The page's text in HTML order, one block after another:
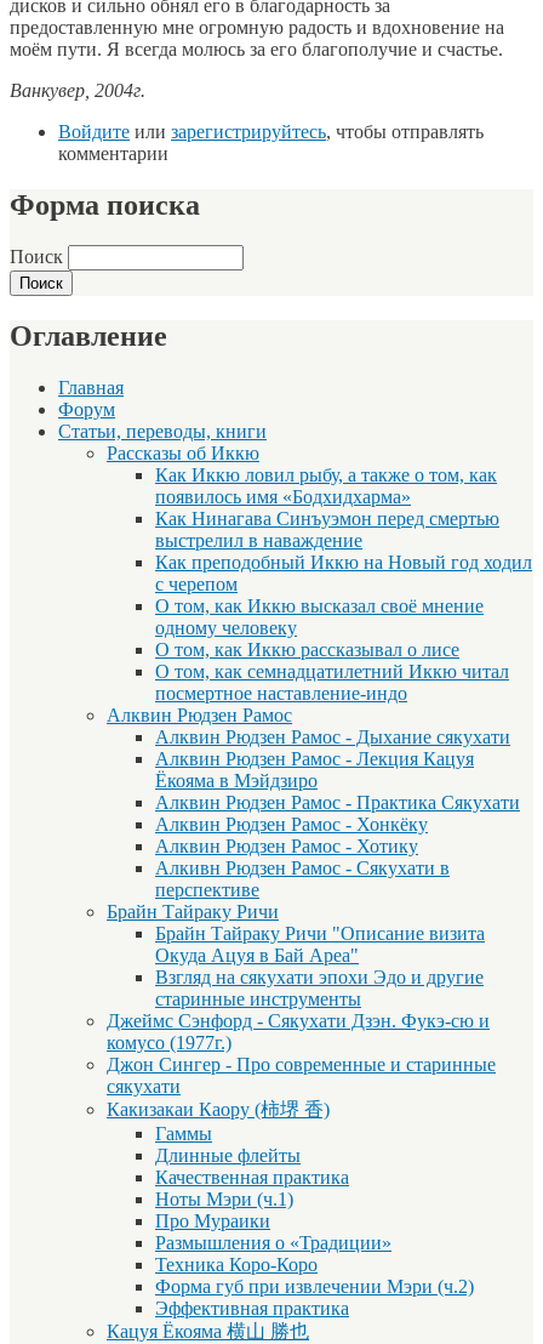
дисков и сильно обнял его в благодарность за
предоставленную мне огромную радость и вдохновение на
моём пути. Я всегда молюсь за его благополучие и счастье.
Ванкувер, 2004г.
Войдите или зарегистрируйтесь, чтобы отправлять
комментарии
Форма поиска
Поиск
Оглавление
Главная
Форум
Статьи, переводы, книги
Рассказы об Иккю
Как Иккю ловил рыбу, а также о том, как
появилось имя «Бодхидхарма»
Как Нинагава Синъуэмон перед смертью
выстрелил в наваждение
Как преподобный Иккю на Новый год ходил
с черепом
О том, как Иккю высказал своё мнение
одному человеку
О том, как Иккю рассказывал о лисе
О том, как семнадцатилетний Иккю читал
посмертное наставление-индо
Алквин Рюдзен Рамос
Алквин Рюдзен Рамос - Дыхание сякухати
Алквин Рюдзен Рамос - Лекция Кацуя
Ёкояма в Мэйдзиро
Алквин Рюдзен Рамос - Практика Сякухати
Алквин Рюдзен Рамос - Хонкёку
Алквин Рюдзен Рамос - Хотику
Алкивн Рюдзен Рамос - Сякухати в
перспективе
Брайн Тайраку Ричи
Брайн Тайраку Ричи "Описание визита
Окуда Ацуя в Бай Ареа"
Взгляд на сякухати эпохи Эдо и другие
старинные инструменты
Джеймс Сэнфорд - Сякухати Дзэн. Фукэ-сю и
комусо (1977г.)
Джон Сингер - Про современные и старинные
сякухати
Какизакаи Каору (柿堺 香)
Гаммы
Длинные флейты
Качественная практика
Ноты Мэри (ч.1)
Про Мураики
Размышления о «Традиции»
Техника Коро-Коро
Форма губ при извлечении Мэри (ч.2)
Эффективная практика
Кацуя Ёкояма 横山 勝也